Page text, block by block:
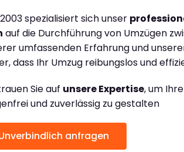
spezialisiert sich unser
auf die Durchführung von Umzügen
umfassenden Erfahrung und
dass Ihr Umzug reibungslos und
Sie auf unsere Expertise, um
und zuverlässig zu gestalten
anfragen